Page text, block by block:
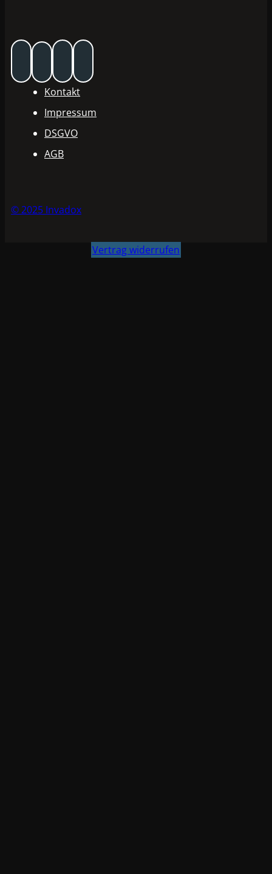
Kontakt
Impressum
DSGVO
AGB
© 2025 Invadox
Vertrag widerrufen